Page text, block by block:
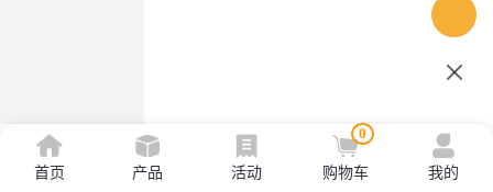
首页 产品 活动
0
购物车 我的